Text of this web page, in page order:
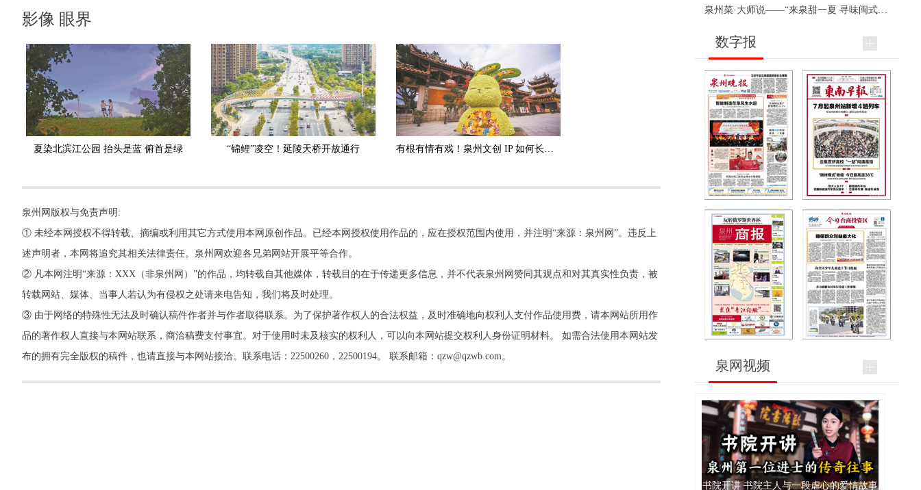
影像 眼界
夏染北滨江公园 抬头是蓝 俯首是绿 “锦鲤”凌空！延陵天桥开放通行
泉州网版权与免责声明:
① 未经本网授权不得转载、摘编或利用其它方式使用本网原创作品。已经本网授权使用作品的，应在授权范围内使用，并注明“来源：泉州网”。违反上
述声明者，本网将追究其相关法律责任。泉州网欢迎各兄弟网站开展平等合作。
② 凡本网注明“来源：XXX（非泉州网）”的作品，均转载自其他媒体，转载目的在于传递更多信息，并不代表泉州网赞同其观点和对其真实性负责，被
转载网站、媒体、当事人若认为有侵权之处请来电告知，我们将及时处理。
③ 由于网络的特殊性无法及时确认稿件作者并与作者取得联系。为了保护著作权人的合法权益，及时准确地向权利人支付作品使用费，请本网站所用作
品的著作权人直接与本网站联系，商洽稿费支付事宜。对于使用时未及核实的权利人，可以向本网站提交权利人身份证明材料。 如需合法使用本网站发
布的拥有完全版权的稿件，也请直接与本网站接洽。联系电话：22500260，22500194。 联系邮箱：qzw@qzwb.com。
数字报
泉网视频
书院开讲 书院主人与一段虐心的爱情故事